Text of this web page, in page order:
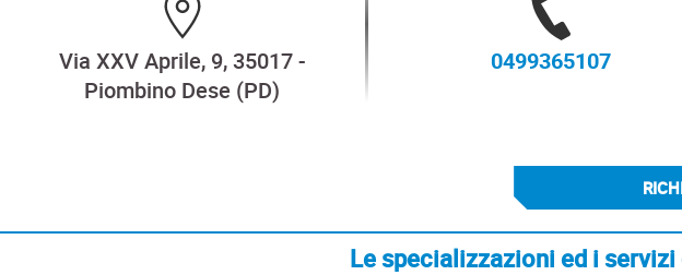
Via XXV Aprile, 9, 35017 -
Piombino Dese (PD)
0499365107
Le specializzazioni ed i